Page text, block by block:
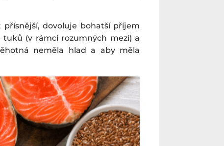
dovoluje bohatší příjem
(v rámci rozumných mezí) a
neměla hlad a aby měla